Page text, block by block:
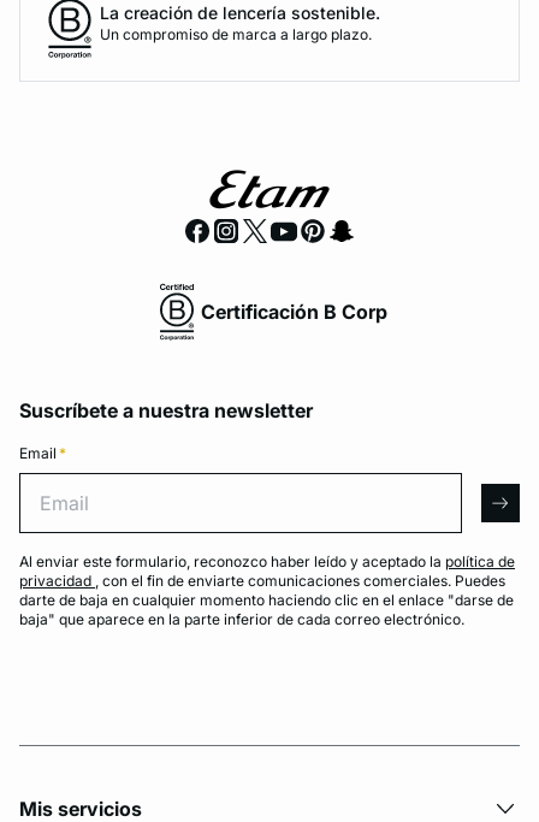
La creación de lencería sostenible.
Un compromiso de marca a largo plazo.
Certificación B Corp
Suscríbete a nuestra newsletter
Email *
Al enviar este formulario, reconozco haber leído y aceptado la política de
privacidad , con el fin de enviarte comunicaciones comerciales. Puedes
darte de baja en cualquier momento haciendo clic en el enlace "darse de
baja" que aparece en la parte inferior de cada correo electrónico.
Mis servicios